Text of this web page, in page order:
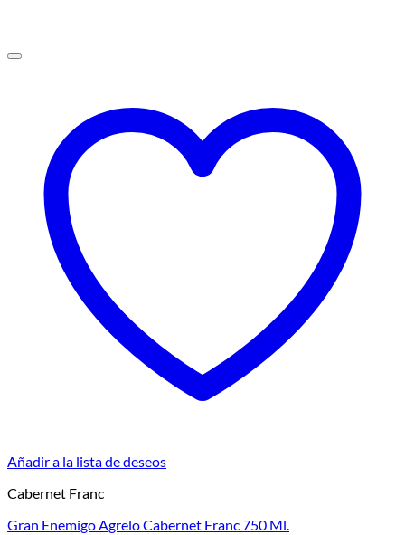
Añadir a la lista de deseos
Cabernet Franc
Gran Enemigo Agrelo Cabernet Franc 750 Ml.